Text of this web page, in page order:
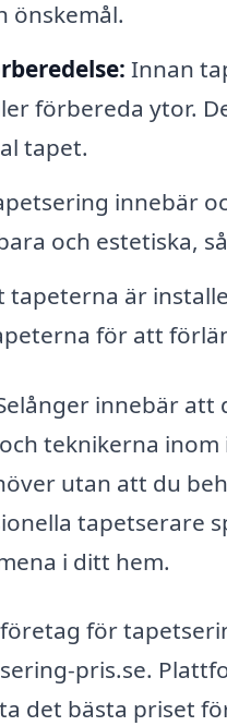
önskemål.
Innan
förbereda ytor.
tapet.
innebär
och estetiska,
tapeterna är
för att
innebär
teknikerna
utan att du
tapetserare
i ditt hem.
för
pris.se.
det bästa priset